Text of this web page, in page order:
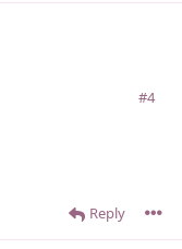
#4
Reply